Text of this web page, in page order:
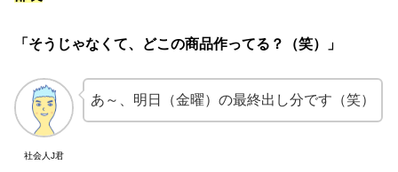
「そうじゃなくて、どこの商品作ってる？（笑）」
社会人J君
あ～、明日（金曜）の最終出し分です（笑）